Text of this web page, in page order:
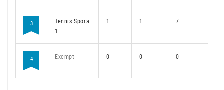
3
Tennis Spora
1
1 1 7
4 Exempt 0 0 0